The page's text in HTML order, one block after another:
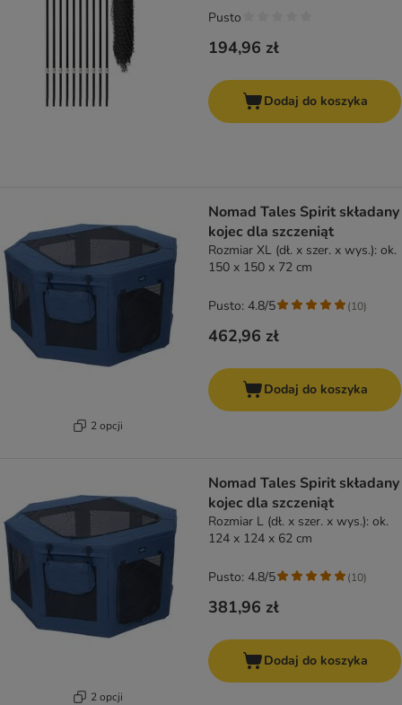
194,96 zł
Pusto
Dodaj do koszyka
2 opcji
Nomad Tales Spirit składany
kojec dla szczeniąt
Rozmiar XL (dł. x szer. x wys.): ok.
150 x 150 x 72 cm
462,96 zł
Pusto: 4.8/5 (10)
Dodaj do koszyka
2 opcji
Nomad Tales Spirit składany
kojec dla szczeniąt
Rozmiar L (dł. x szer. x wys.): ok.
124 x 124 x 62 cm
381,96 zł
Pusto: 4.8/5 (10)
Dodaj do koszyka